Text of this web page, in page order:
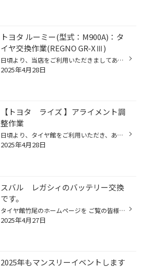
トヨタ ルーミー(型式：M900A)：タ
イヤ交換作業(REGNO GR-XⅢ)
日頃より、当店をご利用いただきましてありがとうございます。 本日は、当店と同じチェーン店の近隣タイヤ館店舗で作業いたしましたタイヤ交換事作業例をご紹介します。 （WEB掲載をご快諾いただきましたお客様！大変感謝しております。いつもご愛顧いただき誠にありがとうございます！！） おクル...
2025年4月28日
【トヨタ ライズ 】アライメント調
整作業
日頃より、タイヤ館をご利用いただき、ありがとうございます。 さて、当店と同じチェーン店の近隣タイヤ館店舗で作業いたしましたアライメント調整作業をご紹介します。 （WEB掲載をご快諾いただきましたお客様！大変感謝しております。いつもご愛顧いただき誠にありがとうございます！！） おクル...
2025年4月28日
スバル レガシィのバッテリー交換
です。
タイヤ館竹尾のホームページを ご覧の皆様、こんにちは！ 本日は、スバル レガシィのバッテリー交換作業です。
2025年4月27日
2025年もマンスリーイベントします